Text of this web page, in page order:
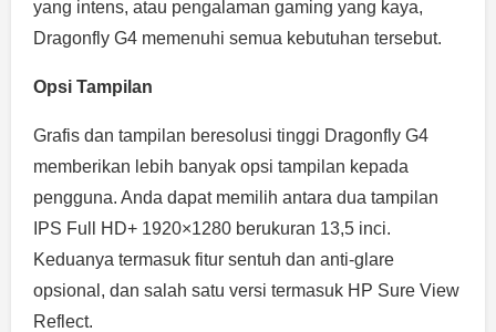
yang intens, atau pengalaman gaming yang kaya,
Dragonfly G4 memenuhi semua kebutuhan tersebut.
Opsi Tampilan
Grafis dan tampilan beresolusi tinggi Dragonfly G4
memberikan lebih banyak opsi tampilan kepada
pengguna. Anda dapat memilih antara dua tampilan
IPS Full HD+ 1920×1280 berukuran 13,5 inci.
Keduanya termasuk fitur sentuh dan anti-glare
opsional, dan salah satu versi termasuk HP Sure View
Reflect.